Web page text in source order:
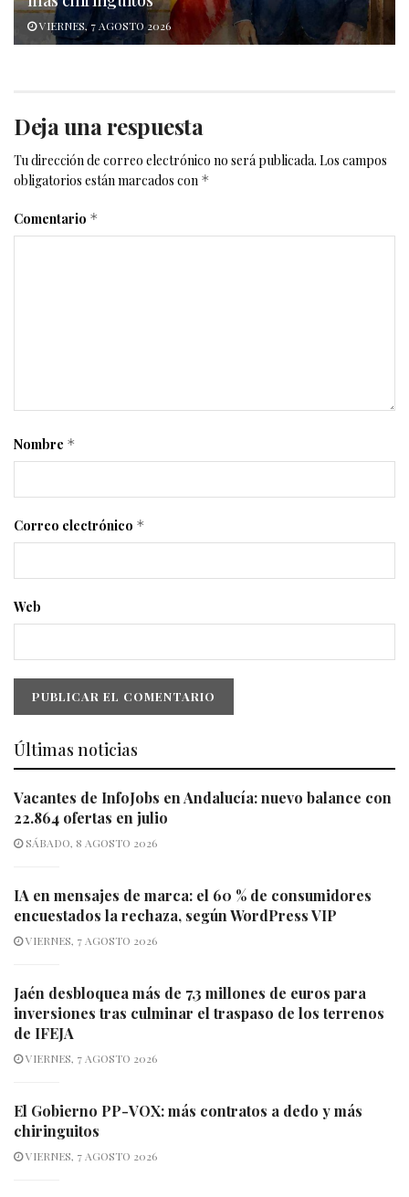
VIERNES, 7 AGOSTO 2026
Deja una respuesta
Tu dirección de correo electrónico no será publicada. Los campos
obligatorios están marcados con *
Comentario *
Nombre *
Correo electrónico *
Web
Últimas noticias
Vacantes de InfoJobs en Andalucía: nuevo balance con
22.864 ofertas en julio
SÁBADO, 8 AGOSTO 2026
IA en mensajes de marca: el 60 % de consumidores
encuestados la rechaza, según WordPress VIP
VIERNES, 7 AGOSTO 2026
Jaén desbloquea más de 7,3 millones de euros para
inversiones tras culminar el traspaso de los terrenos
de IFEJA
VIERNES, 7 AGOSTO 2026
El Gobierno PP-VOX: más contratos a dedo y más
chiringuitos
VIERNES, 7 AGOSTO 2026